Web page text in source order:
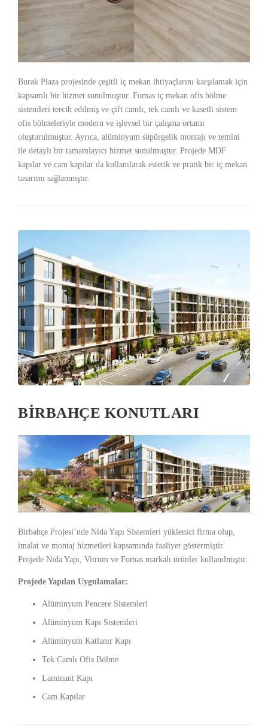
Burak Plaza projesinde çeşitli iç mekan ihtiyaçlarını karşılamak için
kapsamlı bir hizmet sunulmuştur. Fomas iç mekan ofis bölme
sistemleri tercih edilmiş ve çift camlı, tek camlı ve kasetli sistem
ofis bölmeleriyle modern ve işlevsel bir çalışma ortamı
oluşturulmuştur. Ayrıca, alüminyum süpürgelik montajı ve temini
ile detaylı bir tamamlayıcı hizmet sunulmuştur. Projede MDF
kapılar ve cam kapılar da kullanılarak estetik ve pratik bir iç mekan
tasarımı sağlanmıştır.
BİRBAHÇE KONUTLARI
Birbahçe Projesi’nde Nida Yapı Sistemleri yüklenici firma olup,
imalat ve montaj hizmetleri kapsamında faaliyet göstermiştir.
Projede Nida Yapı, Vitrum ve Fomas markalı ürünler kullanılmıştır.
Projede Yapılan Uygulamalar:
Alüminyum Pencere Sistemleri
Alüminyum Kapı Sistemleri
Alüminyum Katlanır Kapı
Tek Camlı Ofis Bölme
Laminant Kapı
Cam Kapılar